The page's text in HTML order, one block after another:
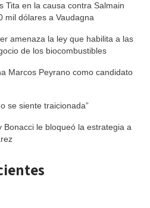
Tita en la causa contra Salmain
mil dólares a Vaudagna
amenaza la ley que habilita a las
de los biocombustibles
Marcos Peyrano como candidato
se siente traicionada”
le bloqueó la estrategia a